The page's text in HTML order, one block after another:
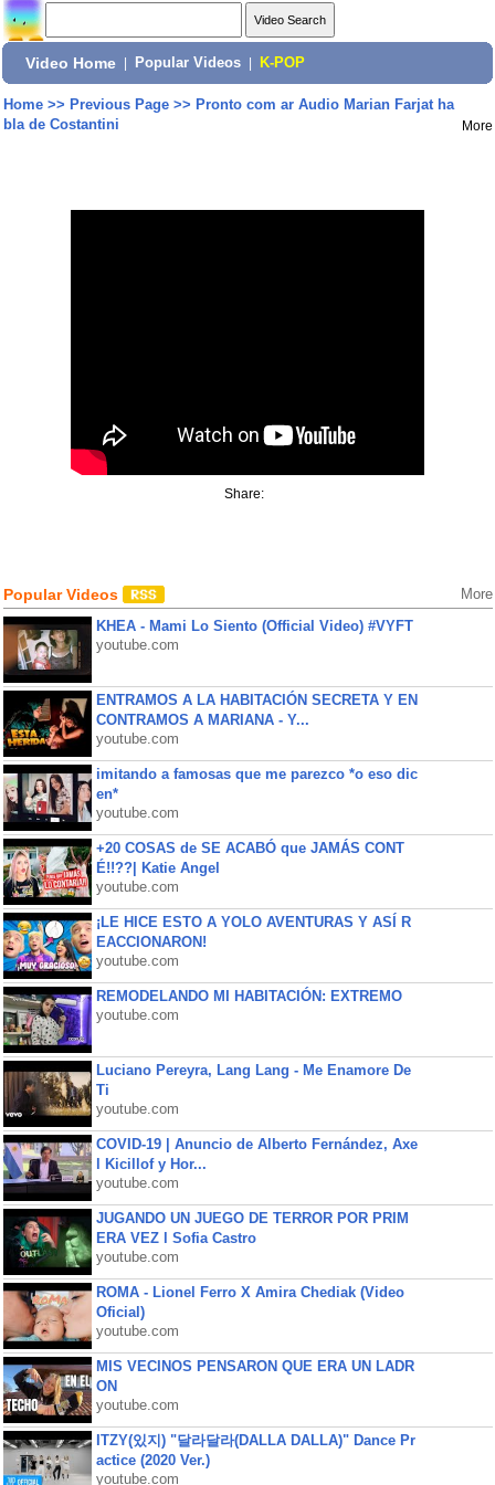
Video Home Popular Videos K-POP
Home>> Previous Page>> Pronto com ar Audio Marian Farjat ha
bla de Costantini
More
Share:
Popular Videos More
KHEA - Mami Lo Siento (Official Video) #VYFT
youtube.com
ENTRAMOS A LA HABITACIÓN SECRETA Y EN
CONTRAMOS A MARIANA - Y...
youtube.com
imitando a famosas que me parezco *o eso dic
en*
youtube.com
+20 COSAS de SE ACABÓ que JAMÁS CONT
É!!??| Katie Angel
youtube.com
¡LE HICE ESTO A YOLO AVENTURAS Y ASÍ R
EACCIONARON!
youtube.com
REMODELANDO MI HABITACIÓN: EXTREMO
youtube.com
Luciano Pereyra, Lang Lang - Me Enamore De
Ti
youtube.com
COVID-19 | Anuncio de Alberto Fernández, Axe
l Kicillof y Hor...
youtube.com
JUGANDO UN JUEGO DE TERROR POR PRIM
ERA VEZ l Sofia Castro
youtube.com
ROMA - Lionel Ferro X Amira Chediak (Video
Oficial)
youtube.com
MIS VECINOS PENSARON QUE ERA UN LADR
ON
youtube.com
ITZY(있지) "달라달라(DALLA DALLA)" Dance Pr
actice (2020 Ver.)
youtube.com